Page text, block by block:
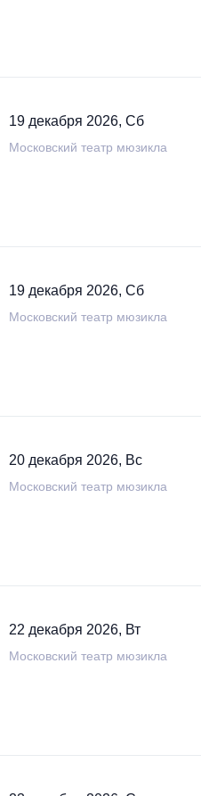
19 декабря 2026, Сб
Московский театр мюзикла
19 декабря 2026, Сб
Московский театр мюзикла
20 декабря 2026, Вс
Московский театр мюзикла
22 декабря 2026, Вт
Московский театр мюзикла